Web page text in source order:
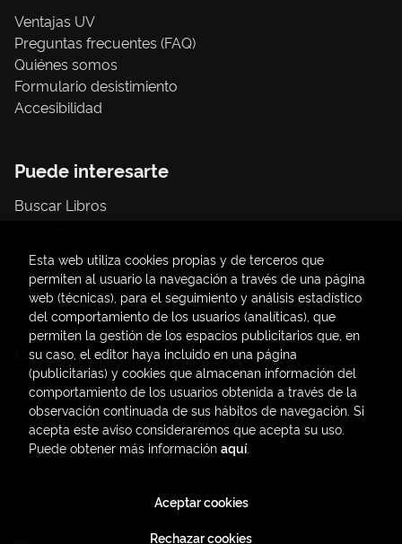
Ventajas UV
Preguntas frecuentes (FAQ)
Quiénes somos
Formulario desistimiento
Accesibilidad
Puede interesarte
Buscar Libros
Papelería / material oficina
Consumo Sostenible
Contacto
C/ Amadeo de Saboya, 4
(+34) 963828968
latendauv@fundacio.es
Formulario de contacto
. Todos los Derechos Reservados |
Esta web utiliza cookies propias y de terceros que
permiten al usuario la navegación a través de una página
web (técnicas), para el seguimiento y análisis estadístico
del comportamiento de los usuarios (analíticas), que
permiten la gestión de los espacios publicitarios que, en
su caso, el editor haya incluido en una página
(publicitarias) y cookies que almacenan información del
comportamiento de los usuarios obtenida a través de la
observación continuada de sus hábitos de navegación. Si
acepta este aviso consideraremos que acepta su uso.
Puede obtener más información aquí.
Rechazar cookies
Aceptar cookies